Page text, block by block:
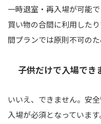
一時退室・再入場が可能
買い物の合間に利用した
間プランでは原則不可の
子供だけで入場でき
いいえ、できません。安
入場が必須となっていま